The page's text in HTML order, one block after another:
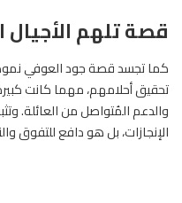
قصة تلهم الأجيال
كما تجسد قصة جود العوفي
تحقيق أحلامهم، مهما كانت
والدعم المُتواصل من العائلة.
الإنجازات، بل هو دافع للتفوق